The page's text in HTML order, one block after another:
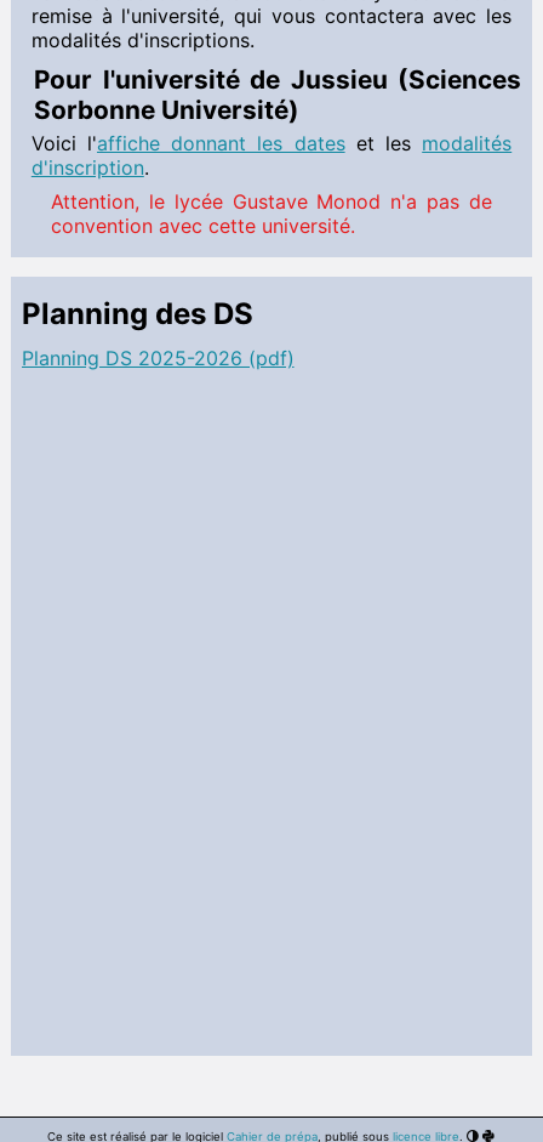
remise à l'université, qui vous contactera avec les
modalités d'inscriptions.
Pour l'université de Jussieu (Sciences
Sorbonne Université)
Voici l'affiche donnant les dateset les modalités
d'inscription.
Attention, le lycée Gustave Monod n'a pas de
convention avec cette université.
Planning des DS
Planning DS 2025-2026 (pdf)
Ce site est réalisé par le logicielCahier de prépa , publié souslicence libre .